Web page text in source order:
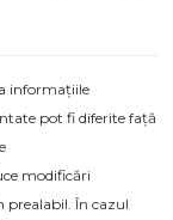
informațiile
pot fi diferite față
modificări
prealabil. În cazul